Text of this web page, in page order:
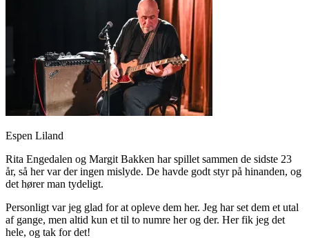
Espen Liland
Rita Engedalen og Margit Bakken har spillet sammen de sidste 23
år, så her var der ingen mislyde. De havde godt styr på hinanden, og
det hører man tydeligt.
Personligt var jeg glad for at opleve dem her. Jeg har set dem et utal
af gange, men altid kun et til to numre her og der. Her fik jeg det
hele, og tak for det!